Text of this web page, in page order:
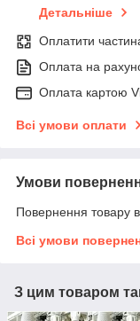
Детальніше
Оплатити
Оплата на
Оплата картою
Всі умови оплати
Умови
Повернення товару
Всі умови
З цим товаром